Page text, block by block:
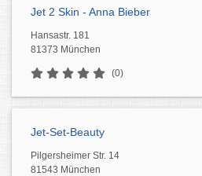
Jet 2 Skin - Anna Bieber
Hansastr. 181
81373 München
(0)
Jet-Set-Beauty
Pilgersheimer Str. 14
81543 München